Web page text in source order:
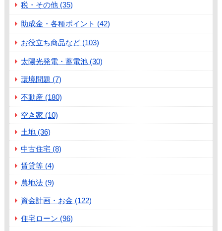
税・その他 (35)
助成金・各種ポイント (42)
お役立ち商品など (103)
太陽光発電・蓄電池 (30)
環境問題 (7)
不動産 (180)
空き家 (10)
土地 (36)
中古住宅 (8)
賃貸等 (4)
農地法 (9)
資金計画・お金 (122)
住宅ローン (96)